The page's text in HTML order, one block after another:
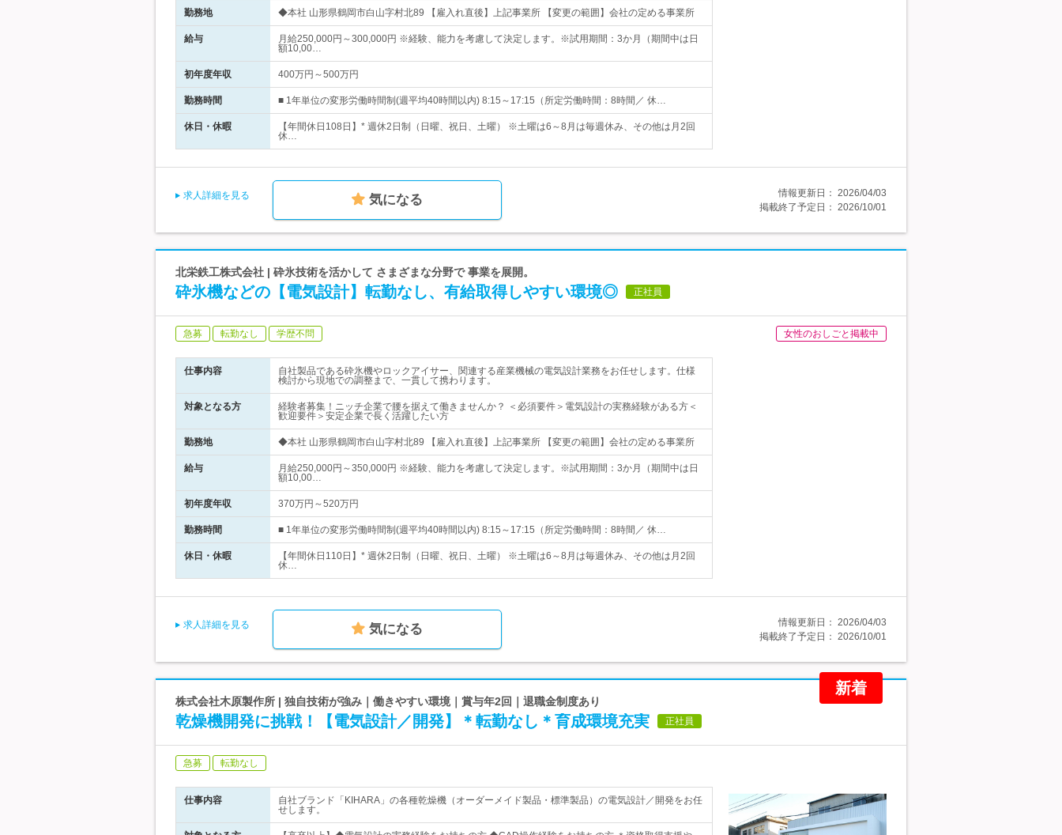
勤務地 ◆本社 山形県鶴岡市白山字村北89 【雇入れ直後】上記事業所 【変更の範囲】会社の定める事業所
給与
月給250,000円～300,000円 ※経験、能力を考慮して決定します。※試用期間：3か月（期間中は日
額10,00…
初年度年収 400万円～500万円
勤務時間 ■ 1年単位の変形労働時間制(週平均40時間以内) 8:15～17:15（所定労働時間：8時間／ 休…
休日・休暇
【年間休日108日】* 週休2日制（日曜、祝日、土曜） ※土曜は6～8月は毎週休み、その他は月2回
休…
求人詳細を見る 気になる 情報更新日： 2026/04/03
掲載終了予定日： 2026/10/01
北栄鉄工株式会社 | 砕氷技術を活かして さまざまな分野で 事業を展開。
砕氷機などの【電気設計】転勤なし、有給取得しやすい環境◎ 正社員
急募 転勤なし 学歴不問 女性のおしごと掲載中
仕事内容
自社製品である砕氷機やロックアイサー、関連する産業機械の電気設計業務をお任せします。仕様
検討から現地での調整まで、一貫して携わります。
対象となる方
経験者募集！ニッチ企業で腰を据えて働きませんか？ ＜必須要件＞電気設計の実務経験がある方＜
歓迎要件＞安定企業で長く活躍したい方
勤務地 ◆本社 山形県鶴岡市白山字村北89 【雇入れ直後】上記事業所 【変更の範囲】会社の定める事業所
給与
月給250,000円～350,000円 ※経験、能力を考慮して決定します。※試用期間：3か月（期間中は日
額10,00…
初年度年収 370万円～520万円
勤務時間 ■ 1年単位の変形労働時間制(週平均40時間以内) 8:15～17:15（所定労働時間：8時間／ 休…
休日・休暇
【年間休日110日】* 週休2日制（日曜、祝日、土曜） ※土曜は6～8月は毎週休み、その他は月2回
休…
求人詳細を見る 気になる 情報更新日： 2026/04/03
掲載終了予定日： 2026/10/01
新着
株式会社木原製作所 | 独自技術が強み｜働きやすい環境｜賞与年2回｜退職金制度あり
乾燥機開発に挑戦！【電気設計／開発】＊転勤なし＊育成環境充実 正社員
急募 転勤なし
仕事内容
自社ブランド「KIHARA」の各種乾燥機（オーダーメイド製品・標準製品）の電気設計／開発をお任
せします。